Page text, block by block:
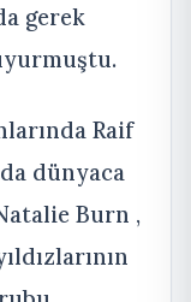
gerek
Raif
dünyaca
Burn ,